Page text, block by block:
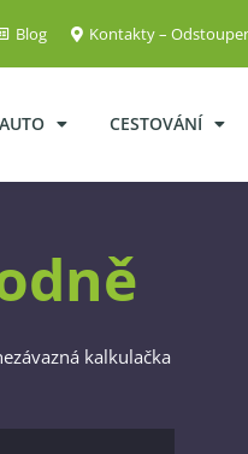
Blog Kontakty –
AUTO CESTOVÁNÍ
kalkulačka